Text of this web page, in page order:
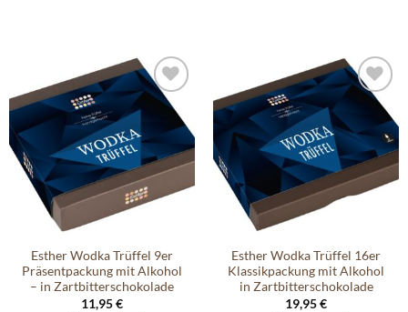
Auf die
Wunschliste
Esther Wodka Trüffel 9er
Präsentpackung mit Alkohol
– in Zartbitterschokolade
11,95€
Auf die
Wunschliste
Esther Wodka Trüffel 16er
Klassikpackung mit Alkohol
in Zartbitterschokolade
19,95€